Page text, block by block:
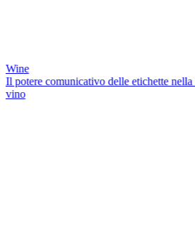
Wine
Il potere comunicativo delle etichette nella
vino